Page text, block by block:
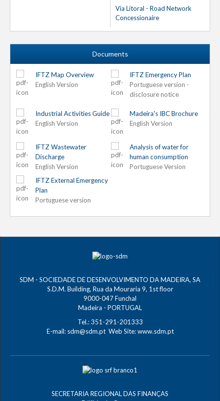
Via Litoral - Road Network
Concessionaire
Documents
IFTZ Map Overview
English Version
IFTZ Emergency Plan
Portuguese version -
disclosure notice
Industrial Activities Guide
English Version
Madeira's IBC Brochure
English Version
IFTZ Wastewater
Discharge
English Version
Analysis of water for
human consumption
Portuguese Version
IFTZ External Emergency
Plan
Portuguese version
SDM - SOCIEDADE DE DESENVOLVIMENTO DA MADEIRA, SA
S.D.M. Building, Rua da Mouraria 9, 1st floor
9000-047 Funchal
Madeira - PORTUGAL
Tel.: 351-291-201333
E-mail: sdm@sdm.ptWeb Site:www.sdm.pt
SECRETARIA REGIONAL DAS FINANÇAS